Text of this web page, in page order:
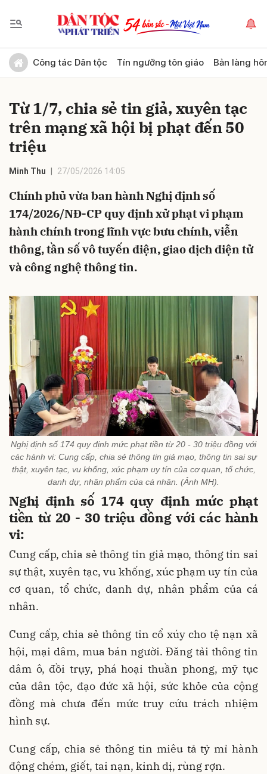
Công tác Dân tộc Tín ngưỡng tôn giáo Bản làng
Từ 1/7, chia sẻ tin giả, xuyên tạc
trên mạng xã hội bị phạt đến 50
triệu
Minh Thu 27/05/2026 14:05
Chính phủ vừa ban hành Nghị định số
174/2026/NĐ-CP quy định xử phạt vi phạm
hành chính trong lĩnh vực bưu chính, viễn
thông, tần số vô tuyến điện, giao dịch điện tử
và công nghệ thông tin.
Nghị định số 174 quy định mức phạt tiền từ 20 - 30 triệu đồng với
các hành vi: Cung cấp, chia sẻ thông tin giả mạo, thông tin sai sự
thật, xuyên tạc, vu khống, xúc phạm uy tín của cơ quan, tổ chức,
danh dự, nhân phẩm của cá nhân. (Ảnh MH).
Nghị định số 174 quy định mức phạt
tiền từ 20 - 30 triệu đồng với các hành
vi:
Cung cấp, chia sẻ thông tin giả mạo, thông tin sai
sự thật, xuyên tạc, vu khống, xúc phạm uy tín của
cơ quan, tổ chức, danh dự, nhân phẩm của cá
nhân.
Cung cấp, chia sẻ thông tin cổ xúy cho tệ nạn xã
hội, mại dâm, mua bán người. Đăng tải thông tin
dâm ô, đồi trụy, phá hoại thuần phong, mỹ tục
của dân tộc, đạo đức xã hội, sức khỏe của cộng
đồng mà chưa đến mức truy cứu trách nhiệm
hình sự.
Cung cấp, chia sẻ thông tin miêu tả tỷ mỉ hành
động chém, giết, tai nạn, kinh dị, rùng rợn.
Gửi bình luận